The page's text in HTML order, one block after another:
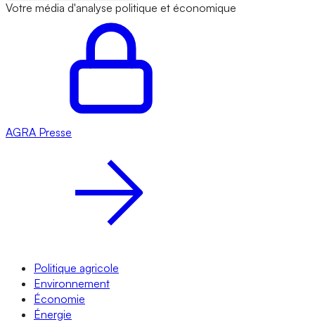
Votre média d'analyse politique et économique
AGRA Presse
Politique agricole
Environnement
Économie
Énergie